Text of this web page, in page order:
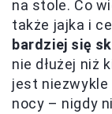
na stole. Co
także jajka i
bardziej się
nie dłużej niż
jest niezwykle
nocy – nigdy